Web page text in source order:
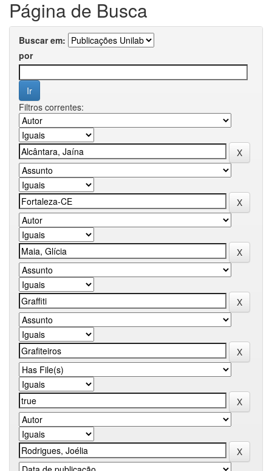
Página de Busca
Buscar em:
por
Filtros correntes: